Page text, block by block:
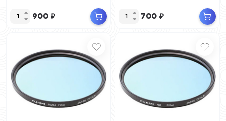
900 ₽ 700 ₽